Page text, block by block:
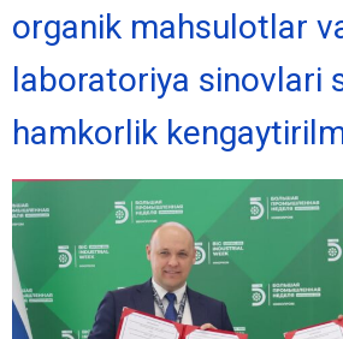
organik mahsulotlar
laboratoriya sinovlari
hamkorlik